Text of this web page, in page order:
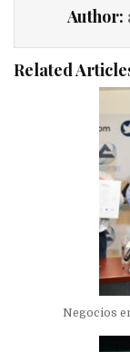
Author:
Related
Negocios